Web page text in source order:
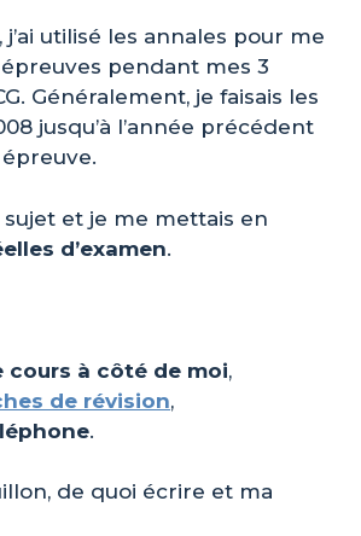
utilisé les annales pour me
pendant mes 3
Généralement, je faisais les
jusqu’à l’année précédent
et je me mettais en
d’examen.
cours à côté de moi,
de révision,
.
de quoi écrire et ma